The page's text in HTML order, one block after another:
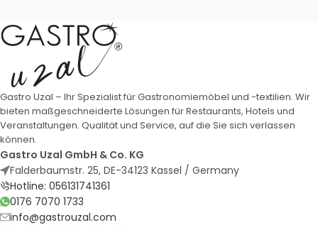
Gastro Uzal – Ihr Spezialist für Gastronomiemöbel und -textilien. Wir
bieten maßgeschneiderte Lösungen für Restaurants, Hotels und
Veranstaltungen. Qualität und Service, auf die Sie sich verlassen
können.
Gastro Uzal GmbH & Co. KG
Falderbaumstr. 25, DE-34123 Kassel / Germany
Hotline: 056131741361
0176 7070 1733
info@gastrouzal.com